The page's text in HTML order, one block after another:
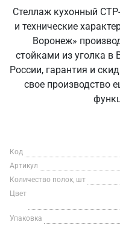
Стеллаж кухонный
и технические
Воронеж»
стойками из уголка в
России, гарантия и
свое производство
Код
Артикул
Количество полок, шт
Цвет
Упаковка